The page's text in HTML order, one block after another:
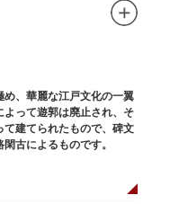
、華麗な江戸文化の一翼
って遊郭は廃止され、そ
建てられたもので、碑文
古によるものです。